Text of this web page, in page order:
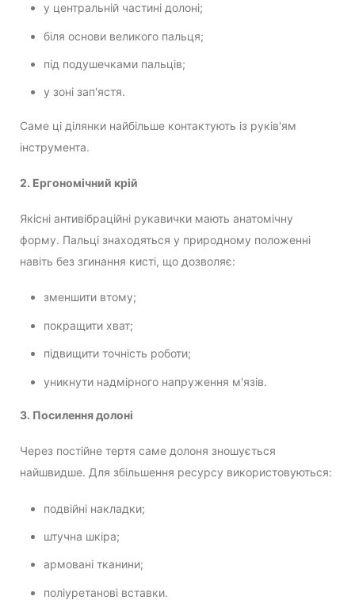
у центральній частині долоні;
біля основи великого пальця;
під подушечками пальців;
у зоні зап'ястя.
Саме ці ділянки найбільше контактують із руків'ям
інструмента.
2. Ергономічний крій
Якісні антивібраційні рукавички мають анатомічну
форму. Пальці знаходяться у природному положенні
навіть без згинання кисті, що дозволяє:
зменшити втому;
покращити хват;
підвищити точність роботи;
уникнути надмірного напруження м'язів.
3. Посилення долоні
Через постійне тертя саме долоня зношується
найшвидше. Для збільшення ресурсу використовуються:
подвійні накладки;
штучна шкіра;
армовані тканини;
поліуретанові вставки.